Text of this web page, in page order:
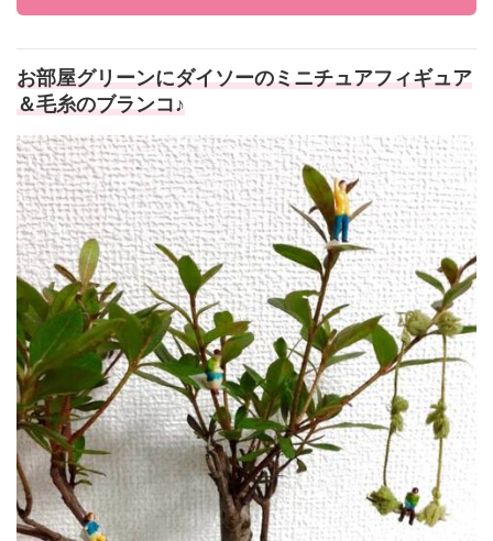
お部屋グリーンにダイソーのミニチュアフィギュア
＆毛糸のブランコ♪